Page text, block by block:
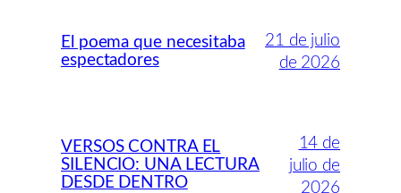
El poema que necesitaba
espectadores
21 de julio
de 2026
VERSOS CONTRA EL
SILENCIO: UNA LECTURA
DESDE DENTRO
14 de
julio de
2026